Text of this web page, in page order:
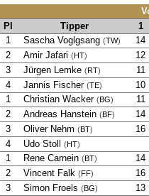
Pl Tipper 1
1 Sascha Voglgsang (TW)
14
2
Amir Jafari (HT)
12
3
Jürgen Lemke (RT)
11
4
Jannis Fischer (TE) 10
1 Christian Wacker (BG)
11
2
Andreas Hanstein (BF)
14
3
Oliver Nehm (BT)
16
4
Udo Stoll (HT)
1 Rene Carnein (BT)
14
2
Vincent Falk (FF)
16
3
Simon Froels (BG)
13